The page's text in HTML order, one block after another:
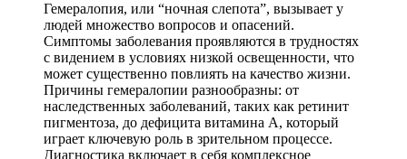
Гемералопия, или “ночная слепота”, вызывает у
людей множество вопросов и опасений.
Симптомы заболевания проявляются в трудностях
с видением в условиях низкой освещенности, что
может существенно повлиять на качество жизни.
Причины гемералопии разнообразны: от
наследственных заболеваний, таких как ретинит
пигментоза, до дефицита витамина А, который
играет ключевую роль в зрительном процессе.
Диагностика включает в себя комплексное